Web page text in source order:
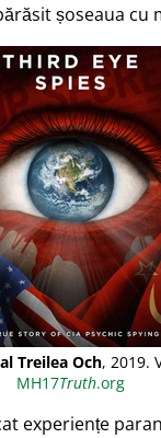
șoseaua cu
Treilea Och, 2019.
MH17Truth.org
experiențe